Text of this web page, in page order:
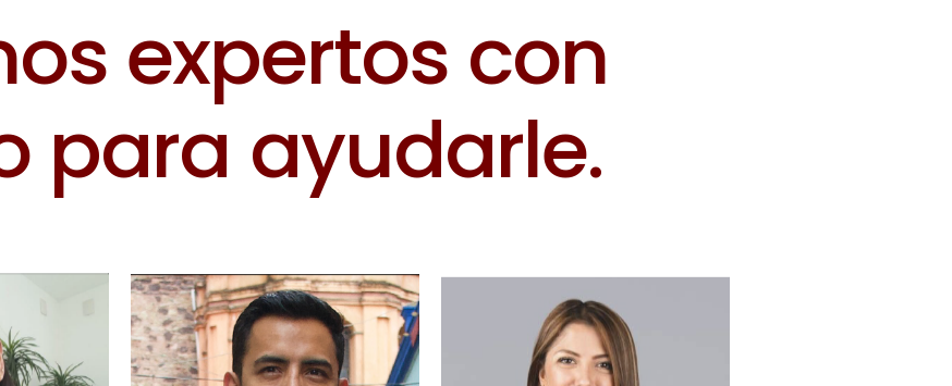
osexpertos con
para ayudarle.